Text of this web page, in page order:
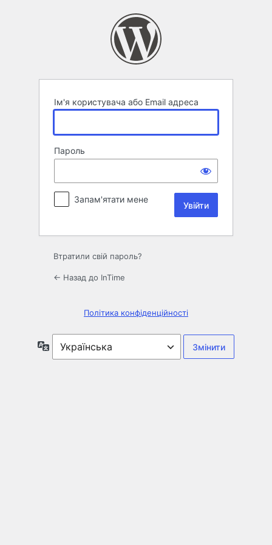
Ім'я користувача або Email адреса
Пароль
Запам'ятати мене
Втратили свій пароль?
← Назад до InTime
Політика конфіденційності
Мова